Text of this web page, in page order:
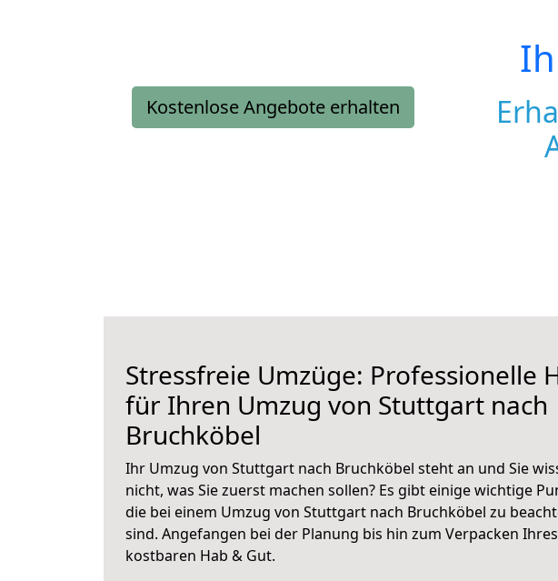
Kostenlose Angebote erhalten
Stressfreie Umzüge: Professionelle
für Ihren Umzug von Stuttgart nach
Bruchköbel
Ihr Umzug von Stuttgart nach Bruchköbel steht an und Sie
nicht, was Sie zuerst machen sollen? Es gibt einige wichtige
die bei einem Umzug von Stuttgart nach Bruchköbel zu
sind. Angefangen bei der Planung bis hin zum Verpacken Ihres
kostbaren Hab & Gut.